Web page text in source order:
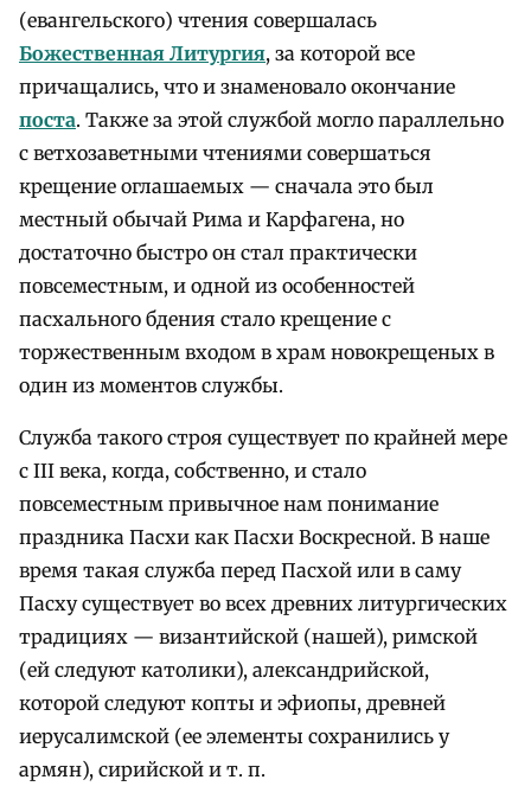
(евангельского) чтения совершалась
Божественная Литургия, за которой все
причащались, что и знаменовало окончание
поста. Также за этой службой могло параллельно
с ветхозаветными чтениями совершаться
крещение оглашаемых — сначала это был
местный обычай Рима и Карфагена, но
достаточно быстро он стал практически
повсеместным, и одной из особенностей
пасхального бдения стало крещение с
торжественным входом в храм новокрещеных в
один из моментов службы.
Служба такого строя существует по крайней мере
с III века, когда, собственно, и стало
повсеместным привычное нам понимание
праздника Пасхи как Пасхи Воскресной. В наше
время такая служба перед Пасхой или в саму
Пасху существует во всех древних литургических
традициях — византийской (нашей), римской
(ей следуют католики), александрийской,
которой следуют копты и эфиопы, древней
иерусалимской (ее элементы сохранились у
армян), сирийской и т. п.